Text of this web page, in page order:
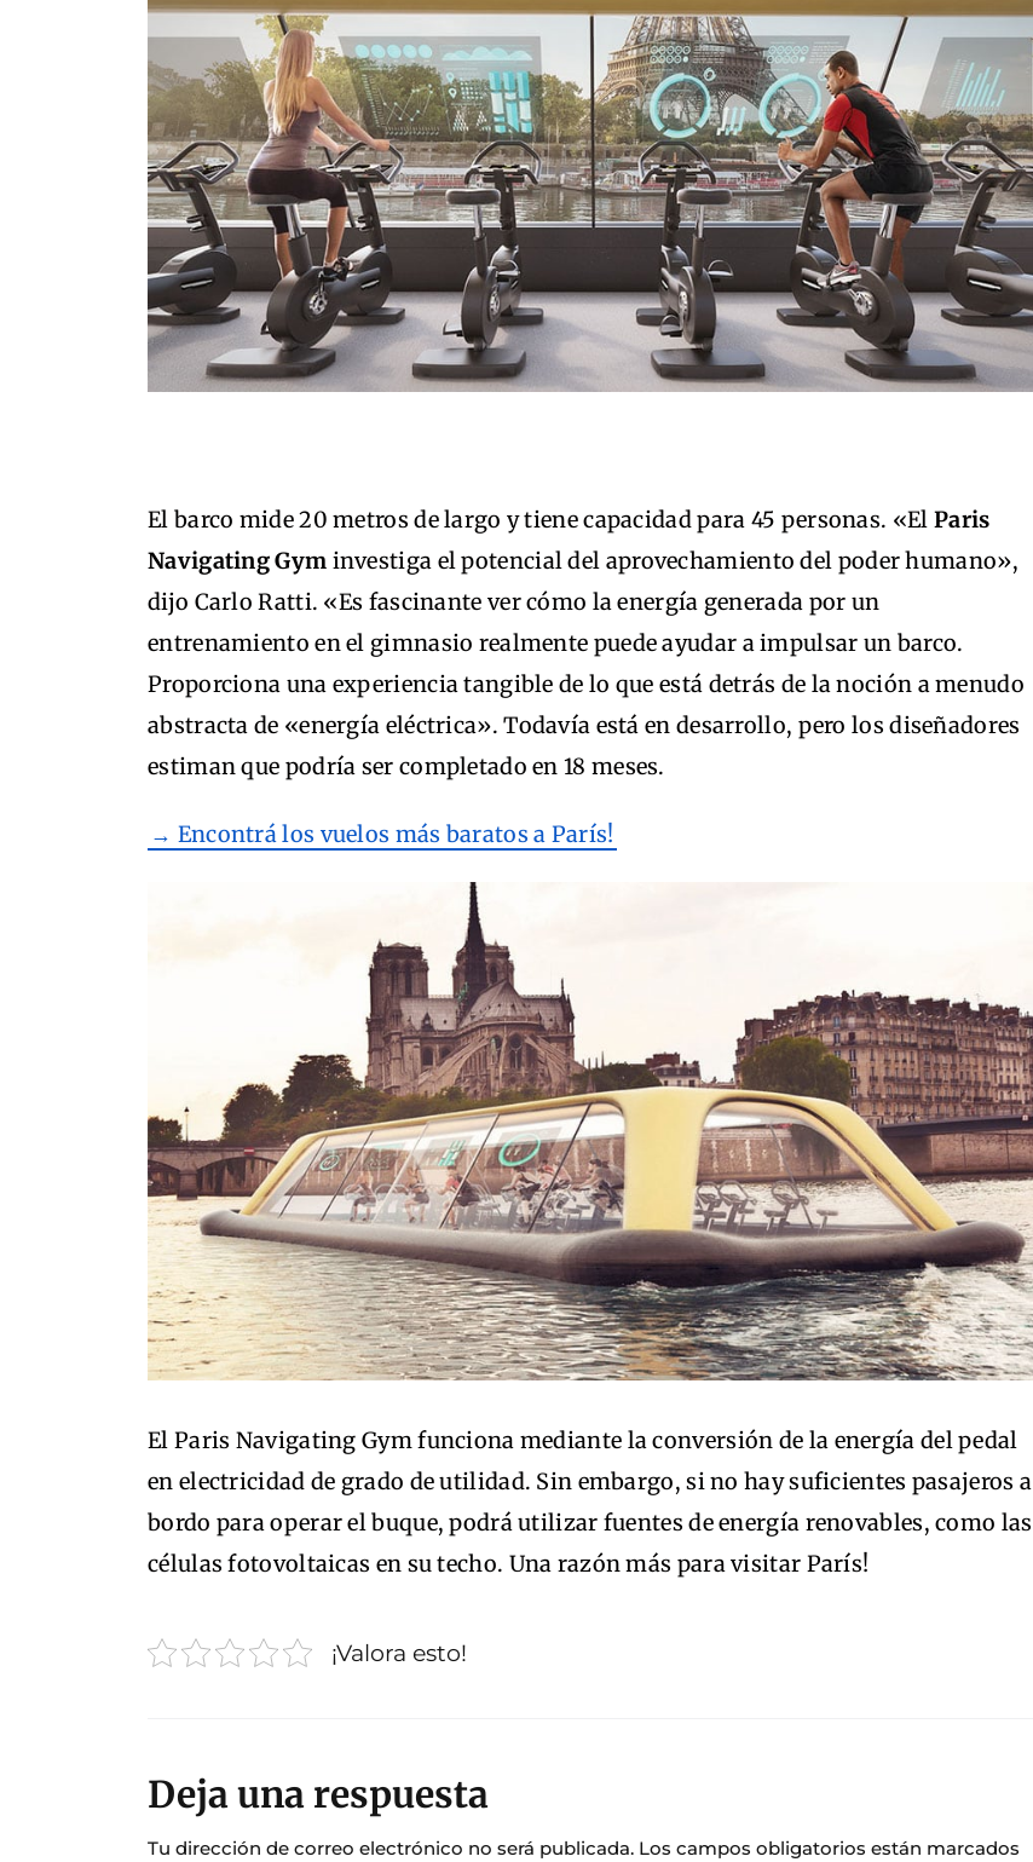
El barco mide 20 metros de largo y tiene capacidad para 45 personas. «El Paris
Navigating Gym investiga el potencial del aprovechamiento del poder humano»,
dijo Carlo Ratti. «Es fascinante ver cómo la energía generada por un
entrenamiento en el gimnasio realmente puede ayudar a impulsar un barco.
Proporciona una experiencia tangible de lo que está detrás de la noción a menudo
abstracta de «energía eléctrica». Todavía está en desarrollo, pero los diseñadores
estiman que podría ser completado en 18 meses.
→ Encontrá los vuelos más baratos a París!
El Paris Navigating Gym funciona mediante la conversión de la energía del pedal
en electricidad de grado de utilidad. Sin embargo, si no hay suficientes pasajeros a
bordo para operar el buque, podrá utilizar fuentes de energía renovables, como las
células fotovoltaicas en su techo. Una razón más para visitar París!
¡Valora esto!
Deja una respuesta
Tu dirección de correo electrónico no será publicada. Los campos obligatorios están marcados